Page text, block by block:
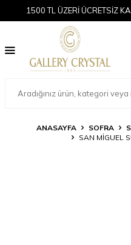
1500 TL ÜZERİ ÜCRETSİZ
ANASAYFA SOFRA
SAN MIGUEL